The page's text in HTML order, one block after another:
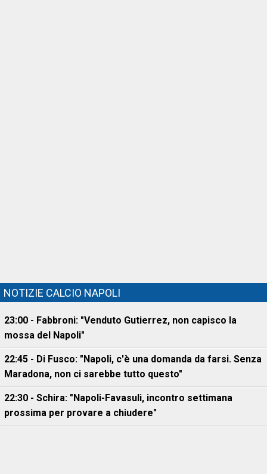
NOTIZIE CALCIO NAPOLI
23:00 - Fabbroni: "Venduto Gutierrez, non capisco la
mossa del Napoli"
22:45 - Di Fusco: "Napoli, c'è una domanda da farsi. Senza
Maradona, non ci sarebbe tutto questo"
22:30 - Schira: "Napoli-Favasuli, incontro settimana
prossima per provare a chiudere"